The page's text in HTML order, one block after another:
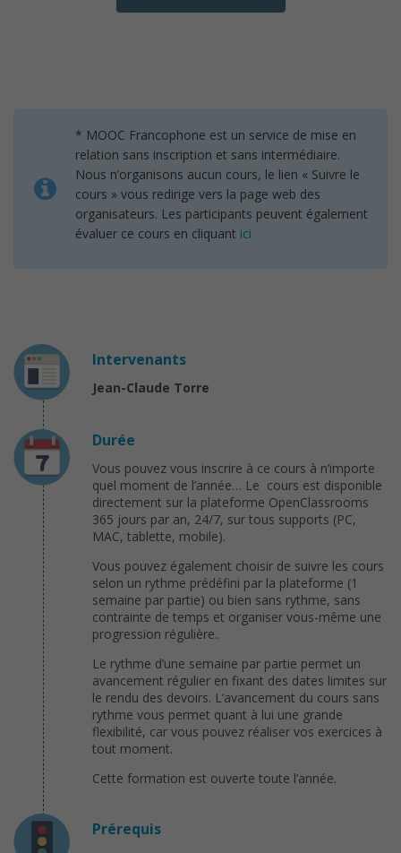
* MOOC Francophone est un service de mise en
relation sans inscription et sans intermédiaire.
Nous n’organisons aucun cours, le lien « Suivre le
cours » vous redirige vers la page web des
organisateurs. Les participants peuvent également
évaluer ce cours en cliquant ici
Intervenants
Jean-Claude Torre
Durée
Vous pouvez vous inscrire à ce cours à n’importe
quel moment de l’année… Le cours est disponible
directement sur la plateforme OpenClassrooms
365 jours par an, 24/7, sur tous supports (PC,
MAC, tablette, mobile).
Vous pouvez également choisir de suivre les cours
selon un rythme prédéfini par la plateforme (1
semaine par partie) ou bien sans rythme, sans
contrainte de temps et organiser vous-même une
progression régulière..
Le rythme d’une semaine par partie permet un
avancement régulier en fixant des dates limites sur
le rendu des devoirs. L’avancement du cours sans
rythme vous permet quant à lui une grande
flexibilité, car vous pouvez réaliser vos exercices à
tout moment.
Cette formation est ouverte toute l’année.
Prérequis